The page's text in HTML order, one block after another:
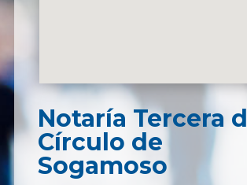
Notaría Tercera
Círculo de
Sogamoso